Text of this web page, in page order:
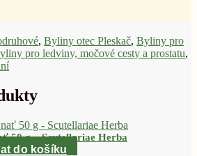
, Byliny otec Pleskač, Byliny pro
pro ledviny, močové cesty a prostatu,
50 g – Scutellariae Herba
do košíku